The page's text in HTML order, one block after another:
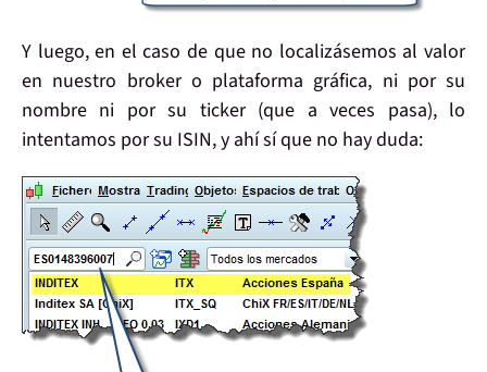
Y luego, en el caso de que no localizásemos al valor
en nuestro broker o plataforma gráfica, ni por su
nombre ni por su ticker (que a veces pasa), lo
intentamos por su ISIN, y ahí sí que no hay duda: